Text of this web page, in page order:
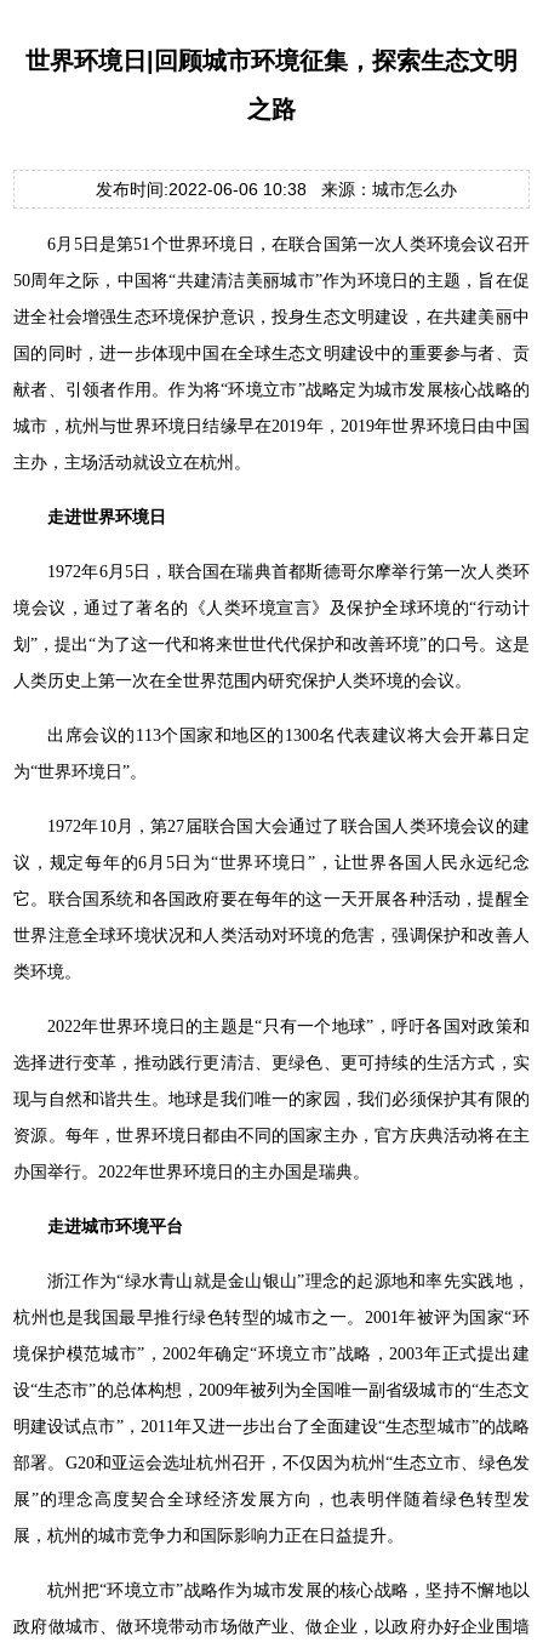
世界环境日|回顾城市环境征集，探索生态文明
之路
发布时间:2022-06-06 10:38 来源：城市怎么办
6月5日是第51个世界环境日，在联合国第一次人类环境会议召开
50周年之际，中国将“共建清洁美丽城市”作为环境日的主题，旨在促
进全社会增强生态环境保护意识，投身生态文明建设，在共建美丽中
国的同时，进一步体现中国在全球生态文明建设中的重要参与者、贡
献者、引领者作用。作为将“环境立市”战略定为城市发展核心战略的
城市，杭州与世界环境日结缘早在2019年，2019年世界环境日由中国
主办，主场活动就设立在杭州。
走进世界环境日
1972年6月5日，联合国在瑞典首都斯德哥尔摩举行第一次人类环
境会议，通过了著名的《人类环境宣言》及保护全球环境的“行动计
划”，提出“为了这一代和将来世世代代保护和改善环境”的口号。这是
人类历史上第一次在全世界范围内研究保护人类环境的会议。
出席会议的113个国家和地区的1300名代表建议将大会开幕日定
为“世界环境日”。
1972年10月，第27届联合国大会通过了联合国人类环境会议的建
议，规定每年的6月5日为“世界环境日”，让世界各国人民永远纪念
它。联合国系统和各国政府要在每年的这一天开展各种活动，提醒全
世界注意全球环境状况和人类活动对环境的危害，强调保护和改善人
类环境。
2022年世界环境日的主题是“只有一个地球”，呼吁各国对政策和
选择进行变革，推动践行更清洁、更绿色、更可持续的生活方式，实
现与自然和谐共生。地球是我们唯一的家园，我们必须保护其有限的
资源。每年，世界环境日都由不同的国家主办，官方庆典活动将在主
办国举行。2022年世界环境日的主办国是瑞典。
走进城市环境平台
浙江作为“绿水青山就是金山银山”理念的起源地和率先实践地，
杭州也是我国最早推行绿色转型的城市之一。2001年被评为国家“环
境保护模范城市”，2002年确定“环境立市”战略，2003年正式提出建
设“生态市”的总体构想，2009年被列为全国唯一副省级城市的“生态文
明建设试点市”，2011年又进一步出台了全面建设“生态型城市”的战略
部署。G20和亚运会选址杭州召开，不仅因为杭州“生态立市、绿色发
展”的理念高度契合全球经济发展方向，也表明伴随着绿色转型发
展，杭州的城市竞争力和国际影响力正在日益提升。
杭州把“环境立市”战略作为城市发展的核心战略，坚持不懈地以
政府做城市、做环境带动市场做产业、做企业，以政府办好企业围墙